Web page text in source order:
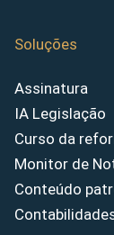
Soluções
Assinatura
IA Legislação
Curso da
Monitor de
Conteúdo